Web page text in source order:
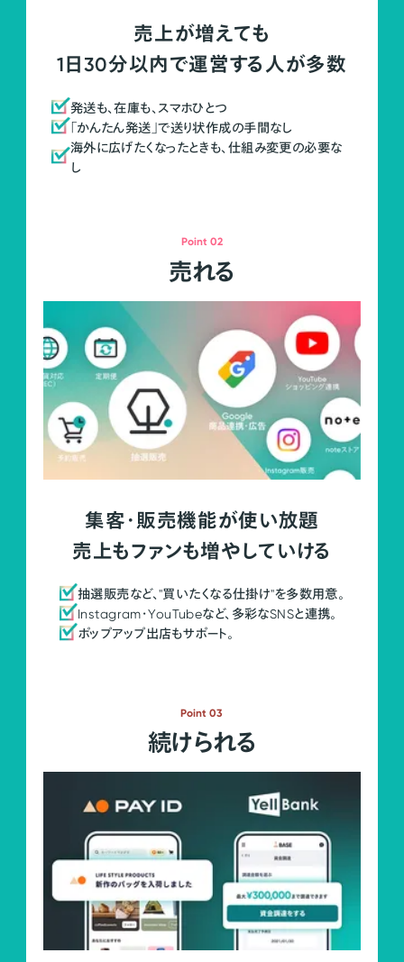
売上が増えても
1日30分以内で運営する人が多数
発送も、在庫も、スマホひとつ
「かんたん発送」で送り状作成の手間なし
海外に広げたくなったときも、仕組み変更の必要な
し
Point 02
売れる
集客・販売機能が使い放題
売上もファンも増やしていける
抽選販売など、"買いたくなる仕掛け"を多数用意。
Instagram・YouTubeなど、多彩なSNSと連携。
ポップアップ出店もサポート。
Point 03
続けられる